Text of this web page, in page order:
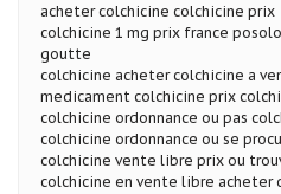
acheter colchicine colchicine prix
colchicine 1 mg prix france
goutte
colchicine acheter colchicine a
medicament colchicine prix
colchicine ordonnance ou pas
colchicine ordonnance ou se
colchicine vente libre prix ou
colchicine en vente libre acheter